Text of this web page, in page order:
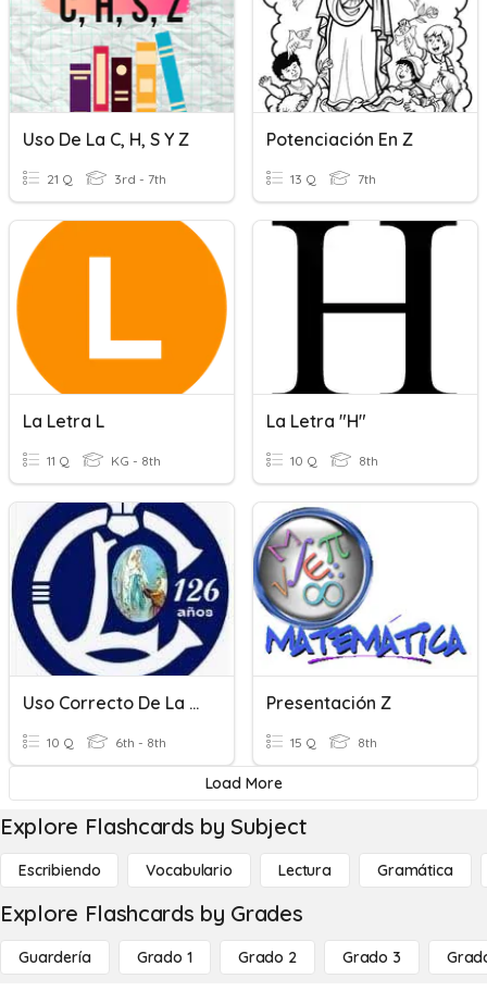
Uso De La C, H, S Y Z
21 Q 3rd - 7th
Potenciación En Z
13 Q 7th
La Letra L
11 Q KG - 8th
La Letra "h"
10 Q 8th
Uso Correcto De La Letra C
10 Q 6th - 8th
Presentación Z
15 Q 8th
Load More
Explore Flashcards by Subject
Escribiendo Vocabulario Lectura Gramática
Explore Flashcards by Grades
Guardería Grado 1 Grado 2 Grado 3